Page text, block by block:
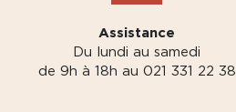
Assistance
Du lundi au samedi
de 9h à 18h au 021 331 22 38